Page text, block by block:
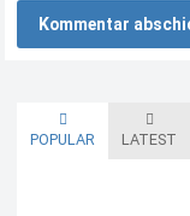
POPULAR LATEST